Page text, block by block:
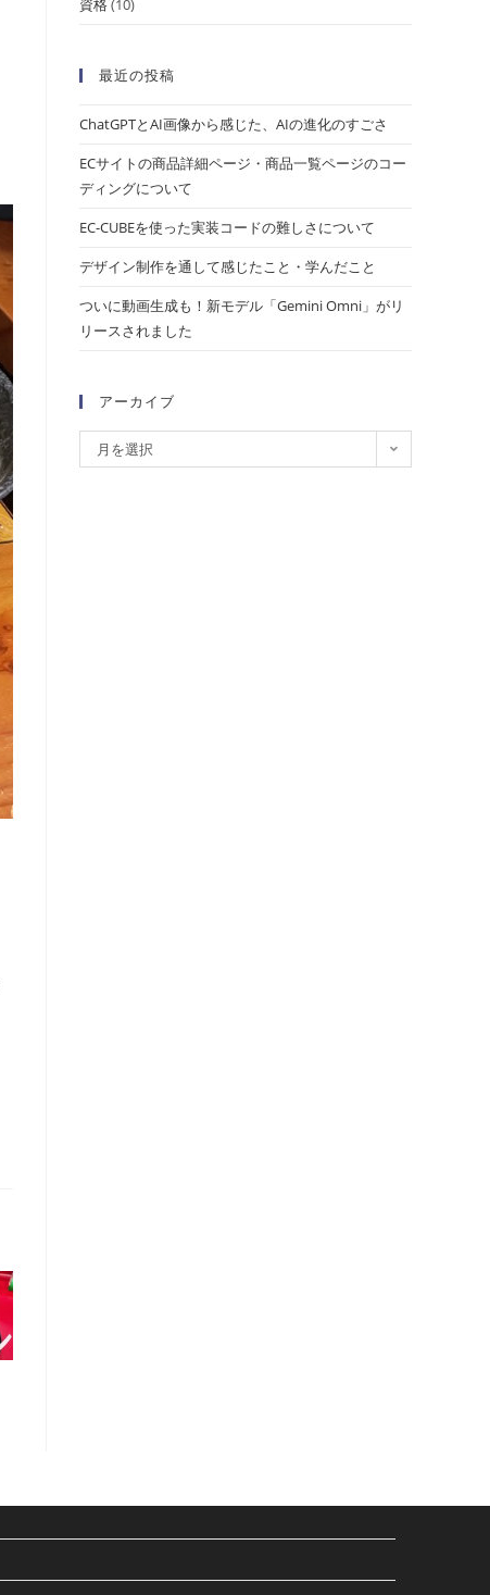
資格(10)
最近の投稿
ChatGPTとAI画像から感じた、AIの進化のすごさ
ECサイトの商品詳細ページ・商品一覧ページのコー
ディングについて
EC-CUBEを使った実装コードの難しさについて
デザイン制作を通して感じたこと・学んだこと
ついに動画生成も！新モデル「Gemini Omni」がリ
リースされました
アーカイブ
月を選択